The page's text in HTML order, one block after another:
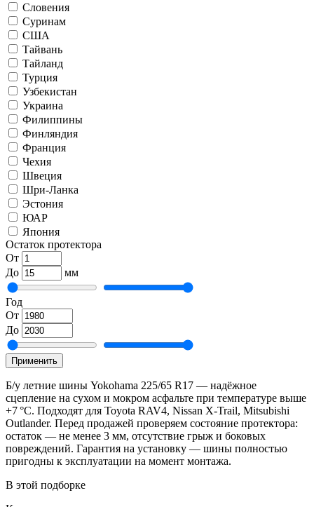
Словения
Суринам
США
Тайвань
Тайланд
Турция
Узбекистан
Украина
Филиппины
Финляндия
Франция
Чехия
Швеция
Шри-Ланка
Эстония
ЮАР
Япония
Остаток протектора
От
До
мм
Год
От
До
Применить
Б/у летние шины Yokohama 225/65 R17 — надёжное
сцепление на сухом и мокром асфальте при температуре выше
+7 °C. Подходят для Toyota RAV4, Nissan X-Trail, Mitsubishi
Outlander. Перед продажей проверяем состояние протектора:
остаток — не менее 3 мм, отсутствие грыж и боковых
повреждений. Гарантия на установку — шины полностью
пригодны к эксплуатации на момент монтажа.
В этой подборке